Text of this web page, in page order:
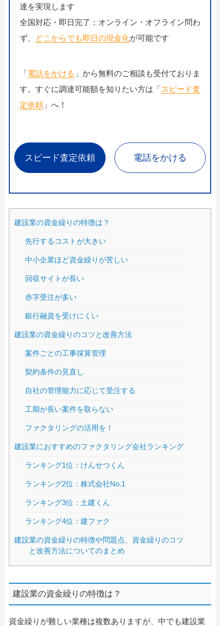
達を実現します
全国対応・即日完了：オンライン・オフライン問わ
ず、
どこからでも即日の現金化が可能です
「 電話をかける 」から無料のご相談も受付ておりま
す。すぐに調達可能額を知りたい方は「 スピード査
定依頼」へ！
スピード査定依頼 電話をかける
建設業の資金繰りの特徴は？
先行するコストが大きい
中小企業ほど資金繰りが苦しい
回収サイトが長い
赤字受注が多い
銀行融資を受けにくい
建設業の資金繰りのコツと改善方法
案件ごとの工事採算管理
契約条件の見直し
自社の管理能力に応じて受注する
工期が長い案件を取らない
ファクタリングの活用を！
建設業におすすめのファクタリング会社ランキング
ランキング1位：けんせつくん
ランキング2位：株式会社No.1
ランキング3位：土建くん
ランキング4位：建ファク
建設業の資金繰りの特徴や問題点、資金繰りのコツ
と改善方法についてのまとめ
建設業の資金繰りの特徴は？
資金繰りが難しい業種は複数ありますが、中でも建設業